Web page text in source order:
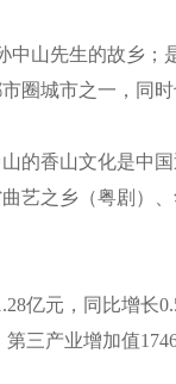
中山先生的故乡
圈城市之一，同时
的香山文化是中
艺之乡（粤剧）
亿元，同比增长
三产业增加值